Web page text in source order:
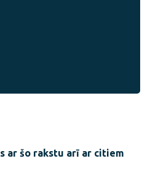
ar šo rakstu arī ar citiem